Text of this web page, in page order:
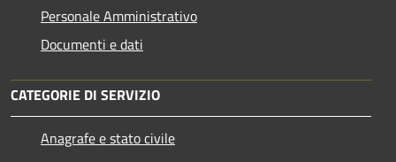
Personale Amministrativo
Documenti e dati
CATEGORIE DI SERVIZIO
Anagrafe e stato civile